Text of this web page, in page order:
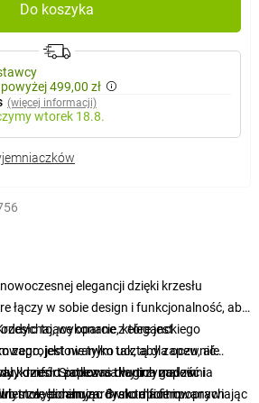
Do koszyka
499,00 zł
(więcej informacji)
wtorek 18.8.
elegancji dzięki krzesłu
łączy w sobie design i funkcjonalność, aby
to, wykonane z eleganckiego
jest nie tylko ucztą dla oczu, ale
komfort podczas długich godzin
stole jadalnym. Brak tapicerowanych
oparcie, które jest
zaprojektowanym tak, aby zapewnić
dzień. Siatkowa tkanina zapewnia
eliminując dyskomfort i poprawiając
krzesło zapewnia wytrzymałość i
wyborem zarówno dla firm